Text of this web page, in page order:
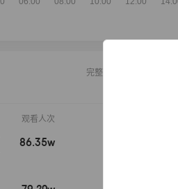
完整榜单
观看人次
86.35w